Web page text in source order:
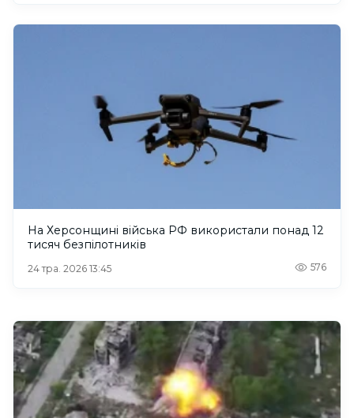
На Херсонщині війська РФ використали понад 12
тисяч безпілотників
24 тра. 2026 13:45 576